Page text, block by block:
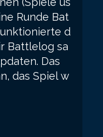
Runde Bat
d
Battlelog sa
Das
das Spiel w